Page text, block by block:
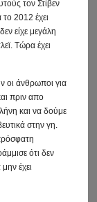
τον Στίβεν
2012 έχει
είχε μεγάλη
Τώρα έχει
οι άνθρωποι για
πριν απο
και να δούμε
στην γη.
ότι δεν
έχει